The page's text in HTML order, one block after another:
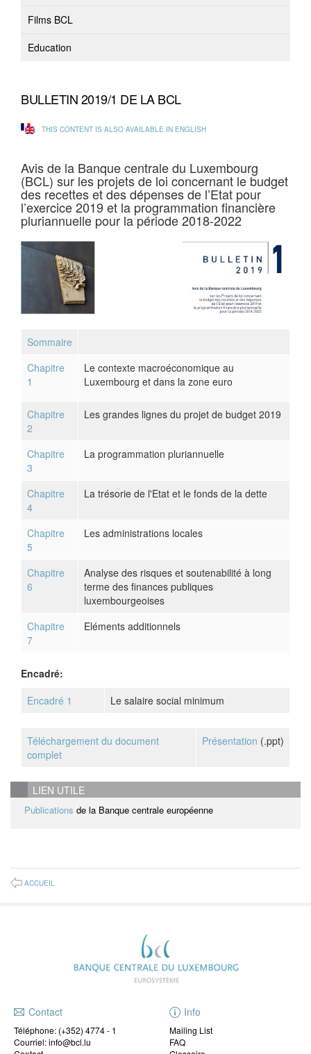
Films BCL
Education
BULLETIN 2019/1 DE LA BCL
THIS CONTENT IS ALSO AVAILABLE IN ENGLISH
Avis de la Banque centrale du Luxembourg
(BCL) sur les projets de loi concernant le budget
des recettes et des dépenses de l’Etat pour
l’exercice 2019 et la programmation financière
pluriannuelle pour la période 2018-2022
Sommaire
Chapitre
1
Le contexte macroéconomique au
Luxembourg et dans la zone euro
Chapitre
2
Les grandes lignes du projet de budget 2019
Chapitre
3
La programmation pluriannuelle
Chapitre
4
La trésorie de l'Etat et le fonds de la dette
Chapitre
5
Les administrations locales
Chapitre
6
Analyse des risques et soutenabilité à long
terme des finances publiques
luxembourgeoises
Chapitre
7
Eléments additionnels
Encadré:
Encadré 1
Le salaire social minimum
Téléchargement du document
complet
Présentation (.ppt)
LIEN UTILE
Publications de la Banque centrale européenne
ACCUEIL
Contact
Téléphone: (+352) 4774 - 1
Courriel: info@bcl.lu
Info
Mailing List
FAQ